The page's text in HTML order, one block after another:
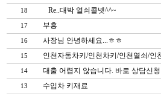
18 Re..대박 열쇠콜넷^^~
17 부흥
16 사장님 안녕하세요...ㅎㅎ
15 인천자동차키/인천차키/인천열쇠/인
14 대출 어렵지 않습니다. 바로 상담신
13 수입차 키재료